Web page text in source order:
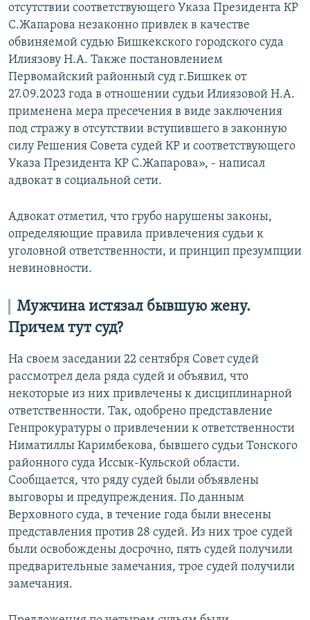
отсутствии соответствующего Указа Президента КР
С.Жапарова незаконно привлек в качестве
обвиняемой судью Бишкекского городского суда
Илиязову Н.А. Также постановлением
Первомайский районный суд г.Бишкек от
27.09.2023 года в отношении судьи Илиязовой Н.А.
применена мера пресечения в виде заключения
под стражу в отсутствии вступившего в законную
силу Решения Совета судей КР и соответствующего
Указа Президента КР С.Жапарова», - написал
адвокат в социальной сети.
Адвокат отметил, что грубо нарушены законы,
определяющие правила привлечения судьи к
уголовной ответственности, и принцип презумпции
невиновности.
Мужчина истязал бывшую жену.
Причем тут суд?
На своем заседании 22 сентября Совет судей
рассмотрел дела ряда судей и объявил, что
некоторые из них привлечены к дисциплинарной
ответственности. Так, одобрено представление
Генпрокуратуры о привлечении к ответственности
Ниматиллы Каримбекова, бывшего судьи Тонского
районного суда Иссык-Кульской области.
Сообщается, что ряду судей были объявлены
выговоры и предупреждения. По данным
Верховного суда, в течение года были внесены
представления против 28 судей. Из них трое судей
были освобождены досрочно, пять судей получили
предварительные замечания, трое судей получили
замечания.